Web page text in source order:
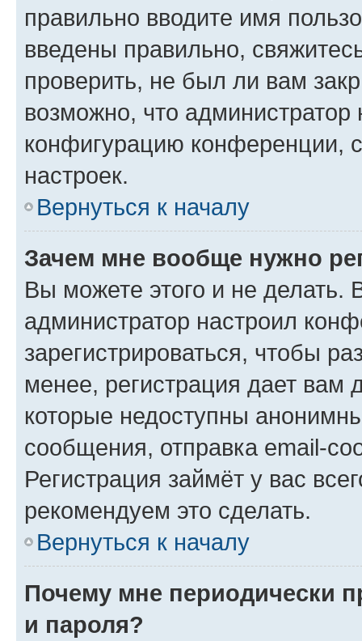
правильно вводите имя
введены правильно,
проверить, не был ли вам
возможно, что администратор
конфигурацию конференции,
настроек.
Вернуться к началу
Зачем мне вообще нужно
Вы можете этого и не делать.
администратор настроил
зарегистрироваться, чтобы
менее, регистрация дает вам
которые недоступны
сообщения, отправка email-
Регистрация займёт у вас
рекомендуем это сделать.
Вернуться к началу
Почему мне периодически
и пароля?